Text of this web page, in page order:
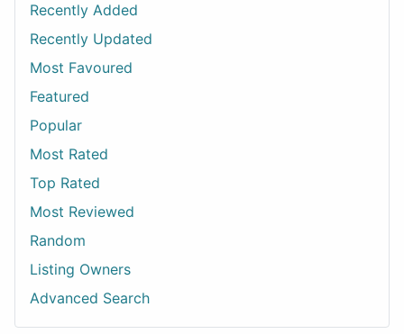
Recently Added
Recently Updated
Most Favoured
Featured
Popular
Most Rated
Top Rated
Most Reviewed
Random
Listing Owners
Advanced Search